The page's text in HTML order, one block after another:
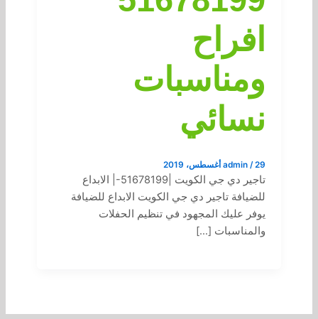
افراح
ومناسبات
نسائي
admin /29 أغسطس، 2019
تاجير دي جي الكويت |51678199-| الابداع
للضيافة تاجير دي جي الكويت الابداع للضيافة
يوفر عليك المجهود في تنظيم الحفلات
والمناسبات […]